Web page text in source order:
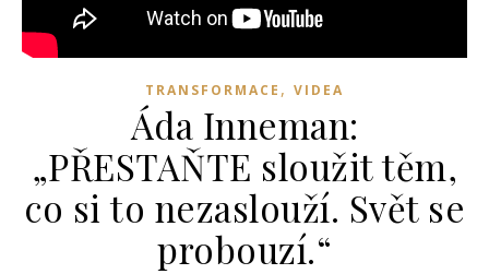
TRANSFORMACE , VIDEA
Áda Inneman:
„PŘESTAŇTE sloužit těm,
co si to nezaslouží. Svět se
probouzí.“